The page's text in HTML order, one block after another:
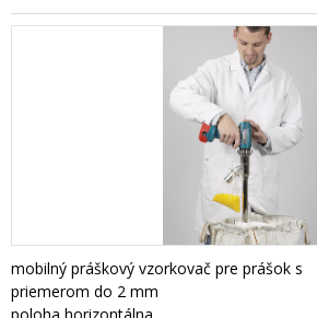
mobilný práškový vzorkovač pre prášok s
priemerom do 2 mm